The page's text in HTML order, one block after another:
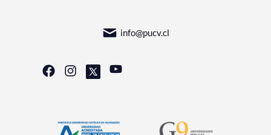
info@pucv.cl